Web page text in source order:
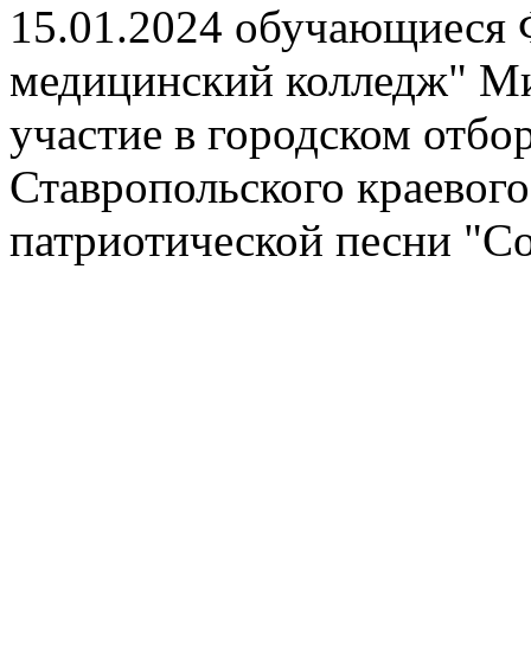
15.01.2024
медицинский колледж"
участие в городском
Ставропольского
патриотической песни